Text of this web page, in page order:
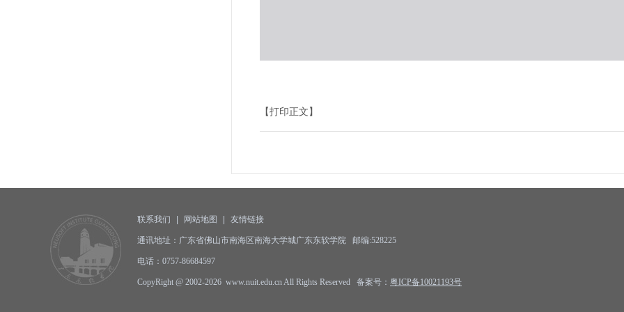
【打印正文】
联系我们 网站地图 友情链接
通讯地址：广东省佛山市南海区南海大学城广东东软学院 邮编:528225
电话：0757-86684597
CopyRight @ 2002-2026 www.nuit.edu.cn All Rights Reserved 备案号： 粤ICP备10021193号